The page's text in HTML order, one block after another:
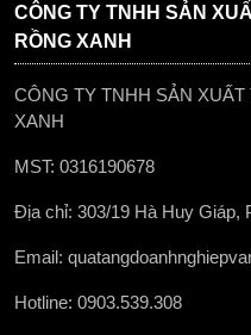
CÔNG TY TNHH SẢN
RỒNG XANH
CÔNG TY TNHH SẢN
XANH
MST: 0316190678
Địa chỉ: 303/19 Hà Huy Giáp,
Email:
Hotline: 0903.539.308